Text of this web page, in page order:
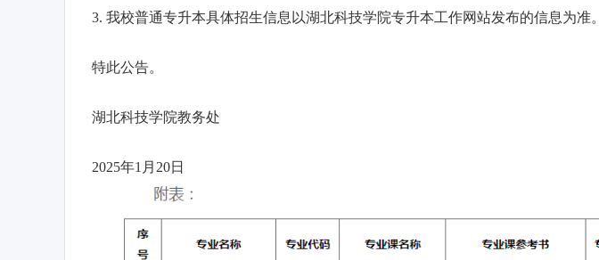
3. 我校普通专升本具体招生信息以湖北科技学院专升本工作网站发布的信息为准。
特此公告。
湖北科技学院教务处
2025年1月20日